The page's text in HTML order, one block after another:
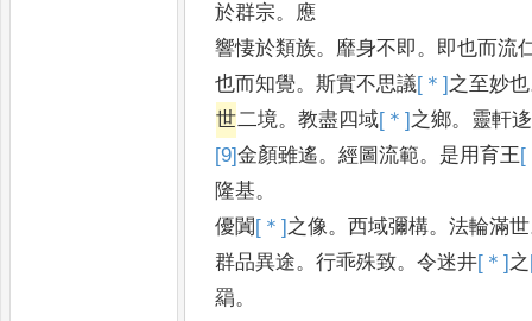
於群宗。
應
響悽於類族。 靡身不即。 即也而流
也而知覺。斯實不思議[＊] 之 至妙也
世二境。教盡四域[＊] 之鄉。 靈軒
[9]金顏雖遙。經圖流範。 是用育王[
隆基。
優闐 [＊] 之像。 西域彌構。法輪滿世
群品異途。行乖殊致。令迷井[＊] 之
羂。